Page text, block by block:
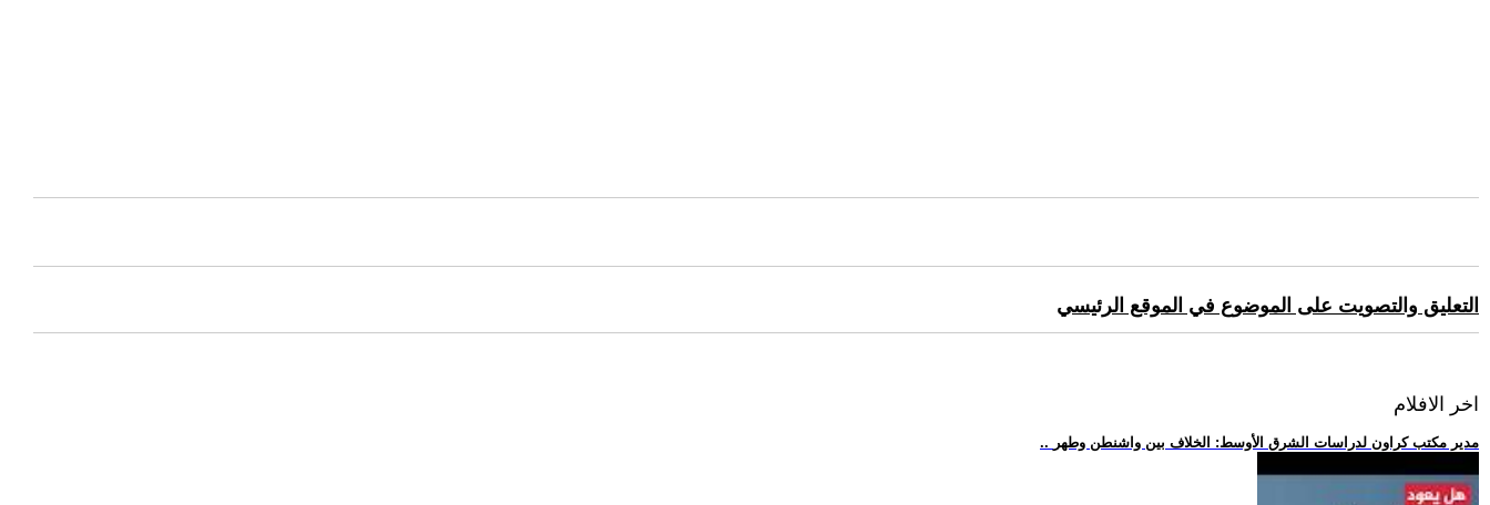
التعليق والتصويت على الموضوع في الموقع الرئيسي
اخر الافلام
.. مدير مكتب كراون لدراسات الشرق الأوسط: الخلاف بين واشنطن وطهر